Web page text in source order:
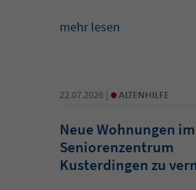
mehr lesen
22.07.2026 | • ALTENHILFE
Neue Wohnungen im
Seniorenzentrum
Kusterdingen zu